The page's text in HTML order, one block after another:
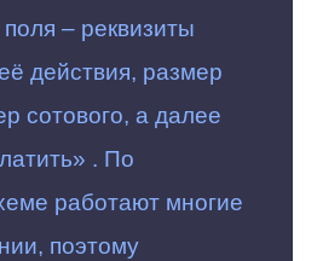
– реквизиты
действия, размер
сотового, а далее
. По
работают многие
поэтому